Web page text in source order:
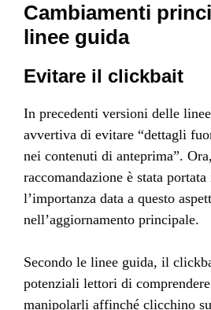
Cambiamenti
linee guida
Evitare il clickbait
In precedenti versioni delle
avvertiva di evitare “dettagli
nei contenuti di anteprima”.
raccomandazione è stata
l’importanza data a questo
nell’aggiornamento principale.
Secondo le linee guida, il
potenziali lettori di
manipolarli affinché clicchino